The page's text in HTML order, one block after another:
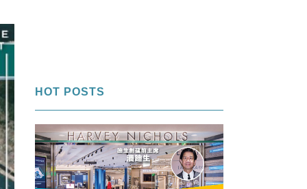
HOT POSTS
1
FI專欄｜內幕交易帳面獲利＄850萬
「名牌潘」告老歸田｜Louise